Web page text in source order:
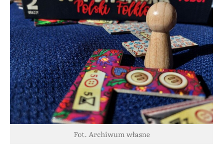
Fot. Archiwum własne